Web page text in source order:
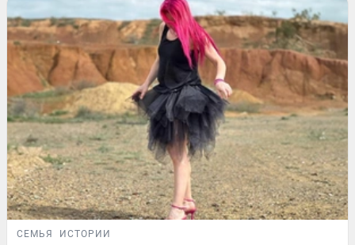
СЕМЬЯ ИСТОРИИ